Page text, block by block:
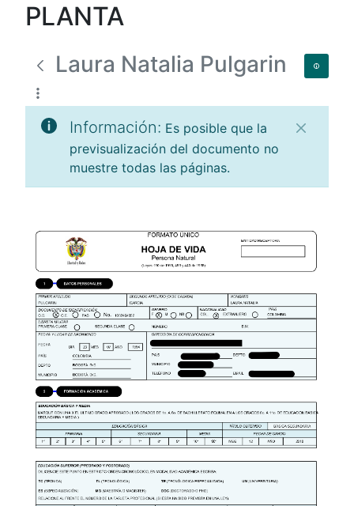
PLANTA
Laura Natalia Pulgarin
Información: Es posible que la
previsualización del documento no
muestre todas las páginas.